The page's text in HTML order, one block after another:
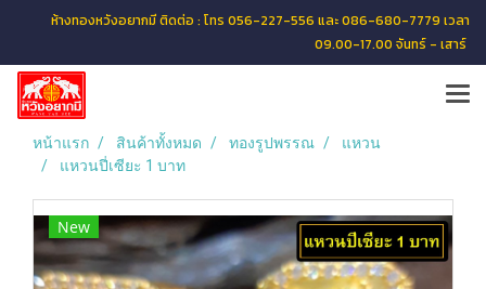
ห้างทองหวังอยากมี ติดต่อ : โทร 056-227-556 และ 086-680-7779 เวลา
09.00-17.00 จันทร์ - เสาร์
หน้าแรก สินค้าทั้งหมด ทองรูปพรรณ
แหวน
แหวนปี่เซียะ 1 บาท
New